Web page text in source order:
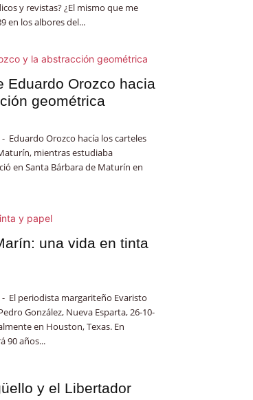
y revistas? ¿El mismo que me
en los albores del...
Eduardo Orozco hacia
geométrica
- Eduardo Orozco hacía los carteles
mientras estudiaba
en Santa Bárbara de Maturín en
una vida en tinta
- El periodista margariteño Evaristo
González, Nueva Esparta, 26-10-
en Houston, Texas. En
90 años...
y el Libertador